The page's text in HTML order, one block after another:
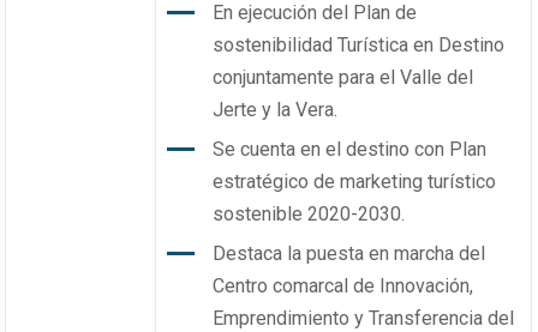
En ejecución del Plan de
sostenibilidad Turística en Destino
conjuntamente para el Valle del
Jerte y la Vera.
Se cuenta en el destino con Plan
estratégico de marketing turístico
sostenible 2020-2030.
Destaca la puesta en marcha del
Centro comarcal de Innovación,
Emprendimiento y Transferencia del